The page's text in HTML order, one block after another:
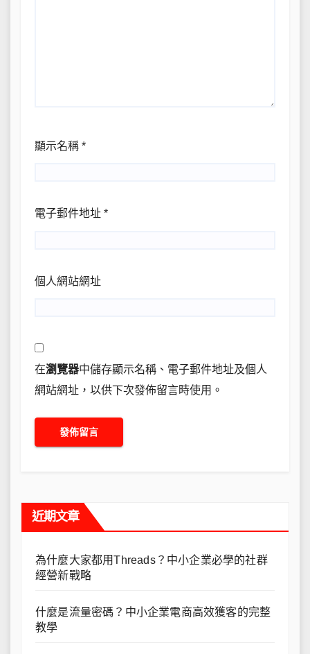
顯示名稱 *
電子郵件地址 *
個人網站網址
在瀏覽器中儲存顯示名稱、電子郵件地址及個人
網站網址，以供下次發佈留言時使用。
近期文章
為什麼大家都用Threads？中小企業必學的社群
經營新戰略
什麼是流量密碼？中小企業電商高效獲客的完整
教學